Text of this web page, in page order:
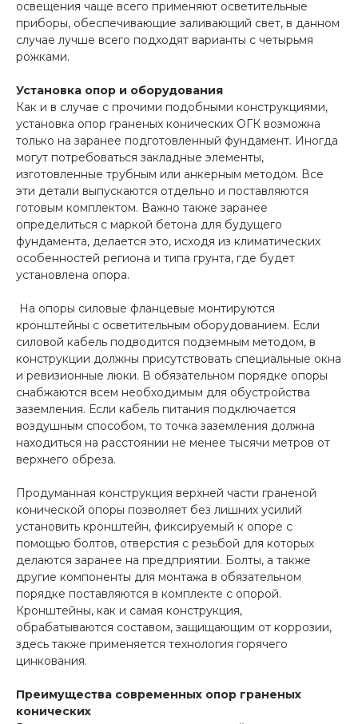
освещения чаще всего применяют осветительные
приборы, обеспечивающие заливающий свет, в данном
случае лучше всего подходят варианты с четырьмя
рожками.
Установка опор и оборудования
Как и в случае с прочими подобными конструкциями,
установка опор граненых конических ОГК возможна
только на заранее подготовленный фундамент. Иногда
могут потребоваться закладные элементы,
изготовленные трубным или анкерным методом. Все
эти детали выпускаются отдельно и поставляются
готовым комплектом. Важно также заранее
определиться с маркой бетона для будущего
фундамента, делается это, исходя из климатических
особенностей региона и типа грунта, где будет
установлена опора.
На опоры силовые фланцевые монтируются
кронштейны с осветительным оборудованием. Если
силовой кабель подводится подземным методом, в
конструкции должны присутствовать специальные окна
и ревизионные люки. В обязательном порядке опоры
снабжаются всем необходимым для обустройства
заземления. Если кабель питания подключается
воздушным способом, то точка заземления должна
находиться на расстоянии не менее тысячи метров от
верхнего обреза.
Продуманная конструкция верхней части граненой
конической опоры позволяет без лишних усилий
установить кронштейн, фиксируемый к опоре с
помощью болтов, отверстия с резьбой для которых
делаются заранее на предприятии. Болты, а также
другие компоненты для монтажа в обязательном
порядке поставляются в комплекте с опорой.
Кронштейны, как и самая конструкция,
обрабатываются составом, защищающим от коррозии,
здесь также применяется технология горячего
цинкования.
Преимущества современных опор граненых
конических